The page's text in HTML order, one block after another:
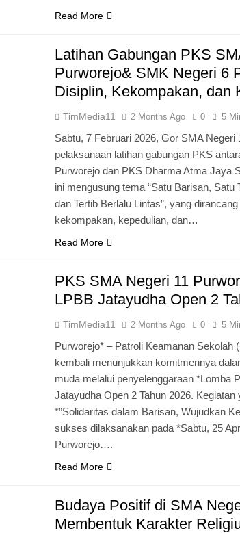
Read More
Latihan Gabungan PKS
Purworejo& SMK Negeri 6
Disiplin, Kekompakan, dan
TimMedia11 2 Months Ago 0 5
Sabtu, 7 Februari 2026, Gor SMA
pelaksanaan latihan gabungan PKS
Purworejo dan PKS Dharma Atma Jaya
ini mengusung tema “Satu Barisan,
dan Tertib Berlalu Lintas”, yang
kekompakan, kepedulian, dan…
Read More
PKS SMA Negeri 11
LPBB Jatayudha Open 2
TimMedia11 2 Months Ago 0 5
Purworejo* – Patroli Keamanan Sekolah
kembali menunjukkan komitmennya
muda melalui penyelenggaraan *Lomba
Jatayudha Open 2 Tahun 2026.
*”Solidaritas dalam Barisan, Wujudkan
sukses dilaksanakan pada *Sabtu, 25
Purworejo….
Read More
Budaya Positif di SMA
Membentuk Karakter